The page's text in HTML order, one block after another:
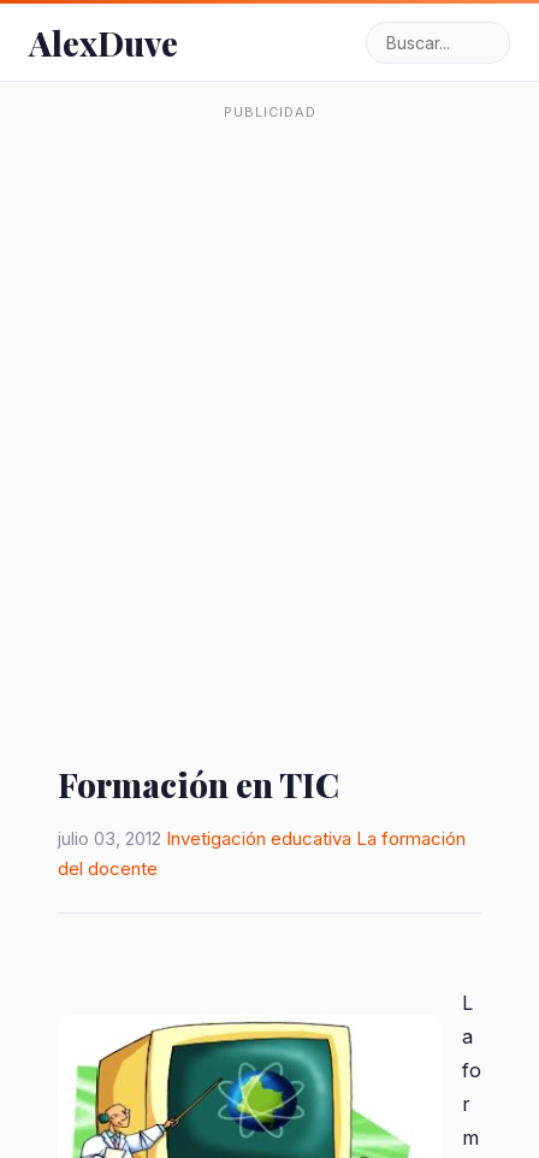
AlexDuve
PUBLICIDAD
Formación en TIC
julio 03, 2012 Invetigación educativa La formación
del docente
L
a
fo
r
m